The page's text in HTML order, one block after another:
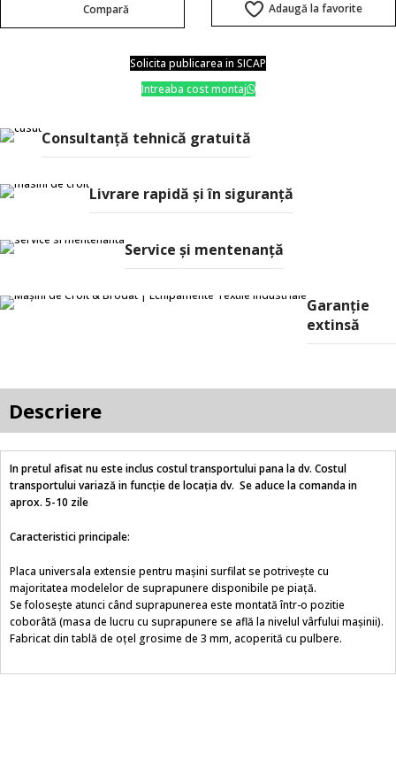
Compară Adaugă la favorite
Solicita publicarea in SICAP
Intreaba cost montaj
Consultanţă tehnică gratuită
Livrare rapidă şi în siguranţă
Service și mentenanță
Garanție
extinsă
Descriere
In pretul afisat nu este inclus costul transportului pana la dv. Costul
transportului variază in funcție de locația dv. Se aduce la comanda in
aprox. 5-10 zile
Caracteristici principale:
Placa universala extensie pentru mașini surfilat se potrivește cu
majoritatea modelelor de suprapunere disponibile pe piață.
Se folosește atunci când suprapunerea este montată într-o pozitie
coborâtă (masa de lucru cu suprapunere se află la nivelul vârfului mașinii).
Fabricat din tablă de oțel grosime de 3 mm, acoperită cu pulbere.